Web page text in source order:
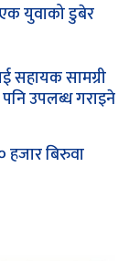
युवाको डुबेर
सहायक सामग्री
उपलब्ध गराइने
बिरुवा